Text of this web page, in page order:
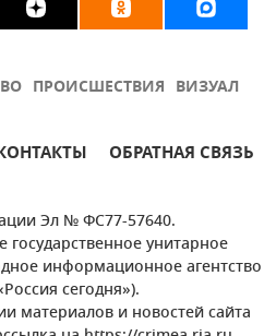
ПРОИСШЕСТВИЯ ВИЗУАЛ
ОБРАТНАЯ СВЯЗЬ
Эл № ФС77-57640.
унитарное
информационное агентство
сегодня»).
материалов и новостей сайта